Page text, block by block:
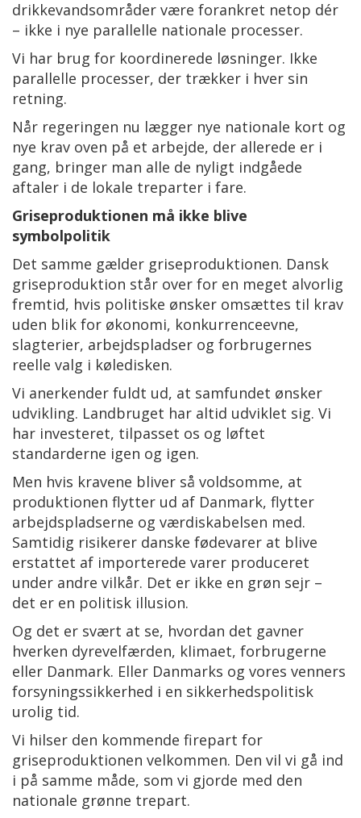
drikkevandsområder være forankret netop dér
– ikke i nye parallelle nationale processer.
Vi har brug for koordinerede løsninger. Ikke
parallelle processer, der trækker i hver sin
retning.
Når regeringen nu lægger nye nationale kort og
nye krav oven på et arbejde, der allerede er i
gang, bringer man alle de nyligt indgåede
aftaler i de lokale treparter i fare.
Griseproduktionen må ikke blive
symbolpolitik
Det samme gælder griseproduktionen. Dansk
griseproduktion står over for en meget alvorlig
fremtid, hvis politiske ønsker omsættes til krav
uden blik for økonomi, konkurrenceevne,
slagterier, arbejdspladser og forbrugernes
reelle valg i køledisken.
Vi anerkender fuldt ud, at samfundet ønsker
udvikling. Landbruget har altid udviklet sig. Vi
har investeret, tilpasset os og løftet
standarderne igen og igen.
Men hvis kravene bliver så voldsomme, at
produktionen flytter ud af Danmark, flytter
arbejdspladserne og værdiskabelsen med.
Samtidig risikerer danske fødevarer at blive
erstattet af importerede varer produceret
under andre vilkår. Det er ikke en grøn sejr –
det er en politisk illusion.
Og det er svært at se, hvordan det gavner
hverken dyrevelfærden, klimaet, forbrugerne
eller Danmark. Eller Danmarks og vores venners
forsyningssikkerhed i en sikkerhedspolitisk
urolig tid.
Vi hilser den kommende firepart for
griseproduktionen velkommen. Den vil vi gå ind
i på samme måde, som vi gjorde med den
nationale grønne trepart.